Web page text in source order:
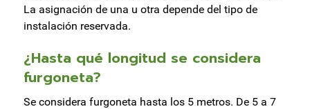
La asignación de una u otra depende del tipo de
instalación reservada.
¿Hasta qué longitud se considera
furgoneta?
Se considera furgoneta hasta los 5 metros. De 5 a 7